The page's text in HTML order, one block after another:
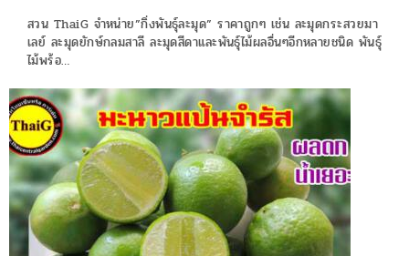
สวน ThaiG จำหน่าย”กิ่งพันธุ์ละมุด” ราคาถูกๆ เช่น ละมุดกระสวยมา
เลย์ ละมุดยักษ์กลมสาลี ละมุดสีดาและพันธุ์ไม้ผลอื่นๆอีกหลายชนิด พันธุ์
ไม้พร้อ…